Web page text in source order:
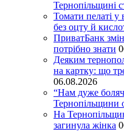
Тернопільщині
Томати пелаті у
без оцту й
ПриватБанк
потрібно знати
Деяким
на картку: що
06.08.2026
“Нам дуже
Тернопільщини
На
загинула жінка